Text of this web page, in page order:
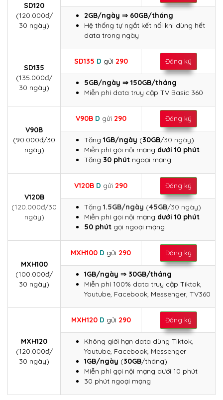
SD120
(120.000đ/
30 ngày)
2GB/ngày ⇒ 60GB/tháng
Hệ thống tự ngắt kết nối khi dùng hết
data trong ngày
SD135
(135.000đ/
30 ngày)
SD135 D gửi 290 Đăng ký
5GB/ngày ⇒ 150GB/tháng
Miễn phí data truy cập TV Basic 360
V90B
(90.000đ/30
ngày)
V90B D gửi 290 Đăng ký
Tặng 1GB/ngày (30GB/30 ngày)
Miễn phí gọi nội mạng dưới 10 phút
Tặng 30 phút ngoại mạng
V120B
(120.000đ/30
ngày)
V120B D gửi 290 Đăng ký
Tặng 1.5GB/ngày (45GB/30 ngày)
Miễn phí gọi nội mạng dưới 10 phút
50 phút gọi ngoại mạng
MXH100
(100.000đ/
30 ngày)
MXH100 D gửi 290 Đăng ký
1GB/ngày ⇒ 30GB/tháng
Miễn phí 100% data truy cập Tiktok,
Youtube, Facebook, Messenger, TV360
MXH120
(120.000đ/
30 ngày)
MXH120D gửi 290 Đăng ký
Không giới hạn data dùng Tiktok,
Youtube, Facebook, Messenger
1GB/ngày (30GB/tháng)
Miễn phí gọi nội mạng dưới 10 phút
30 phút ngoại mạng